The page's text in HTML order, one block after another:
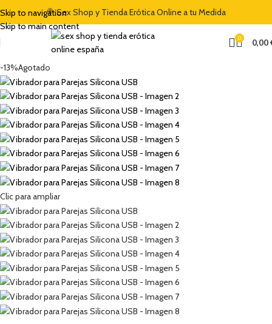
Skip to navigation
Skip to main content
🍭 Sex Shop y Tienda Erótica Online a tu Medida
0 0,00
-13%Agotado
Clic para ampliar
DEL 5% CON EL CÓDIGO "DULCES5"🏷️ CUPÓN DE